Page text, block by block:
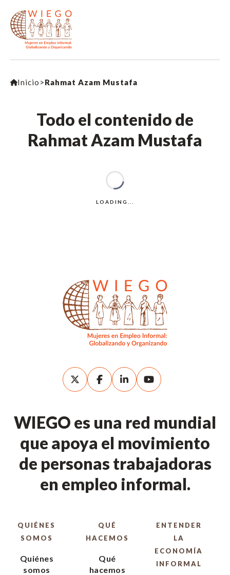
Inicio >Rahmat Azam Mustafa
Todo el contenido de
Rahmat Azam Mustafa
WIEGO es una red mundial
que apoya el movimiento
de personas trabajadoras
en empleo informal.
QUIÉNES
SOMOS
Quiénes
somos
QUÉ
HACEMOS
Qué
hacemos
ENTENDER
LA
ECONOMÍA
INFORMAL